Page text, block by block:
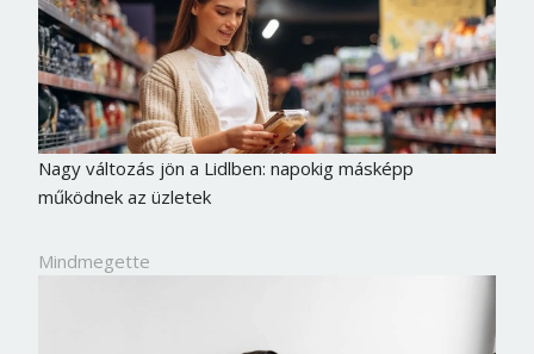
Nagy változás jön a Lidlben: napokig másképp
működnek az üzletek
Mindmegette